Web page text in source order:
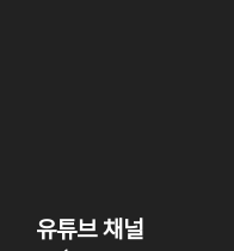
유튜브 채널